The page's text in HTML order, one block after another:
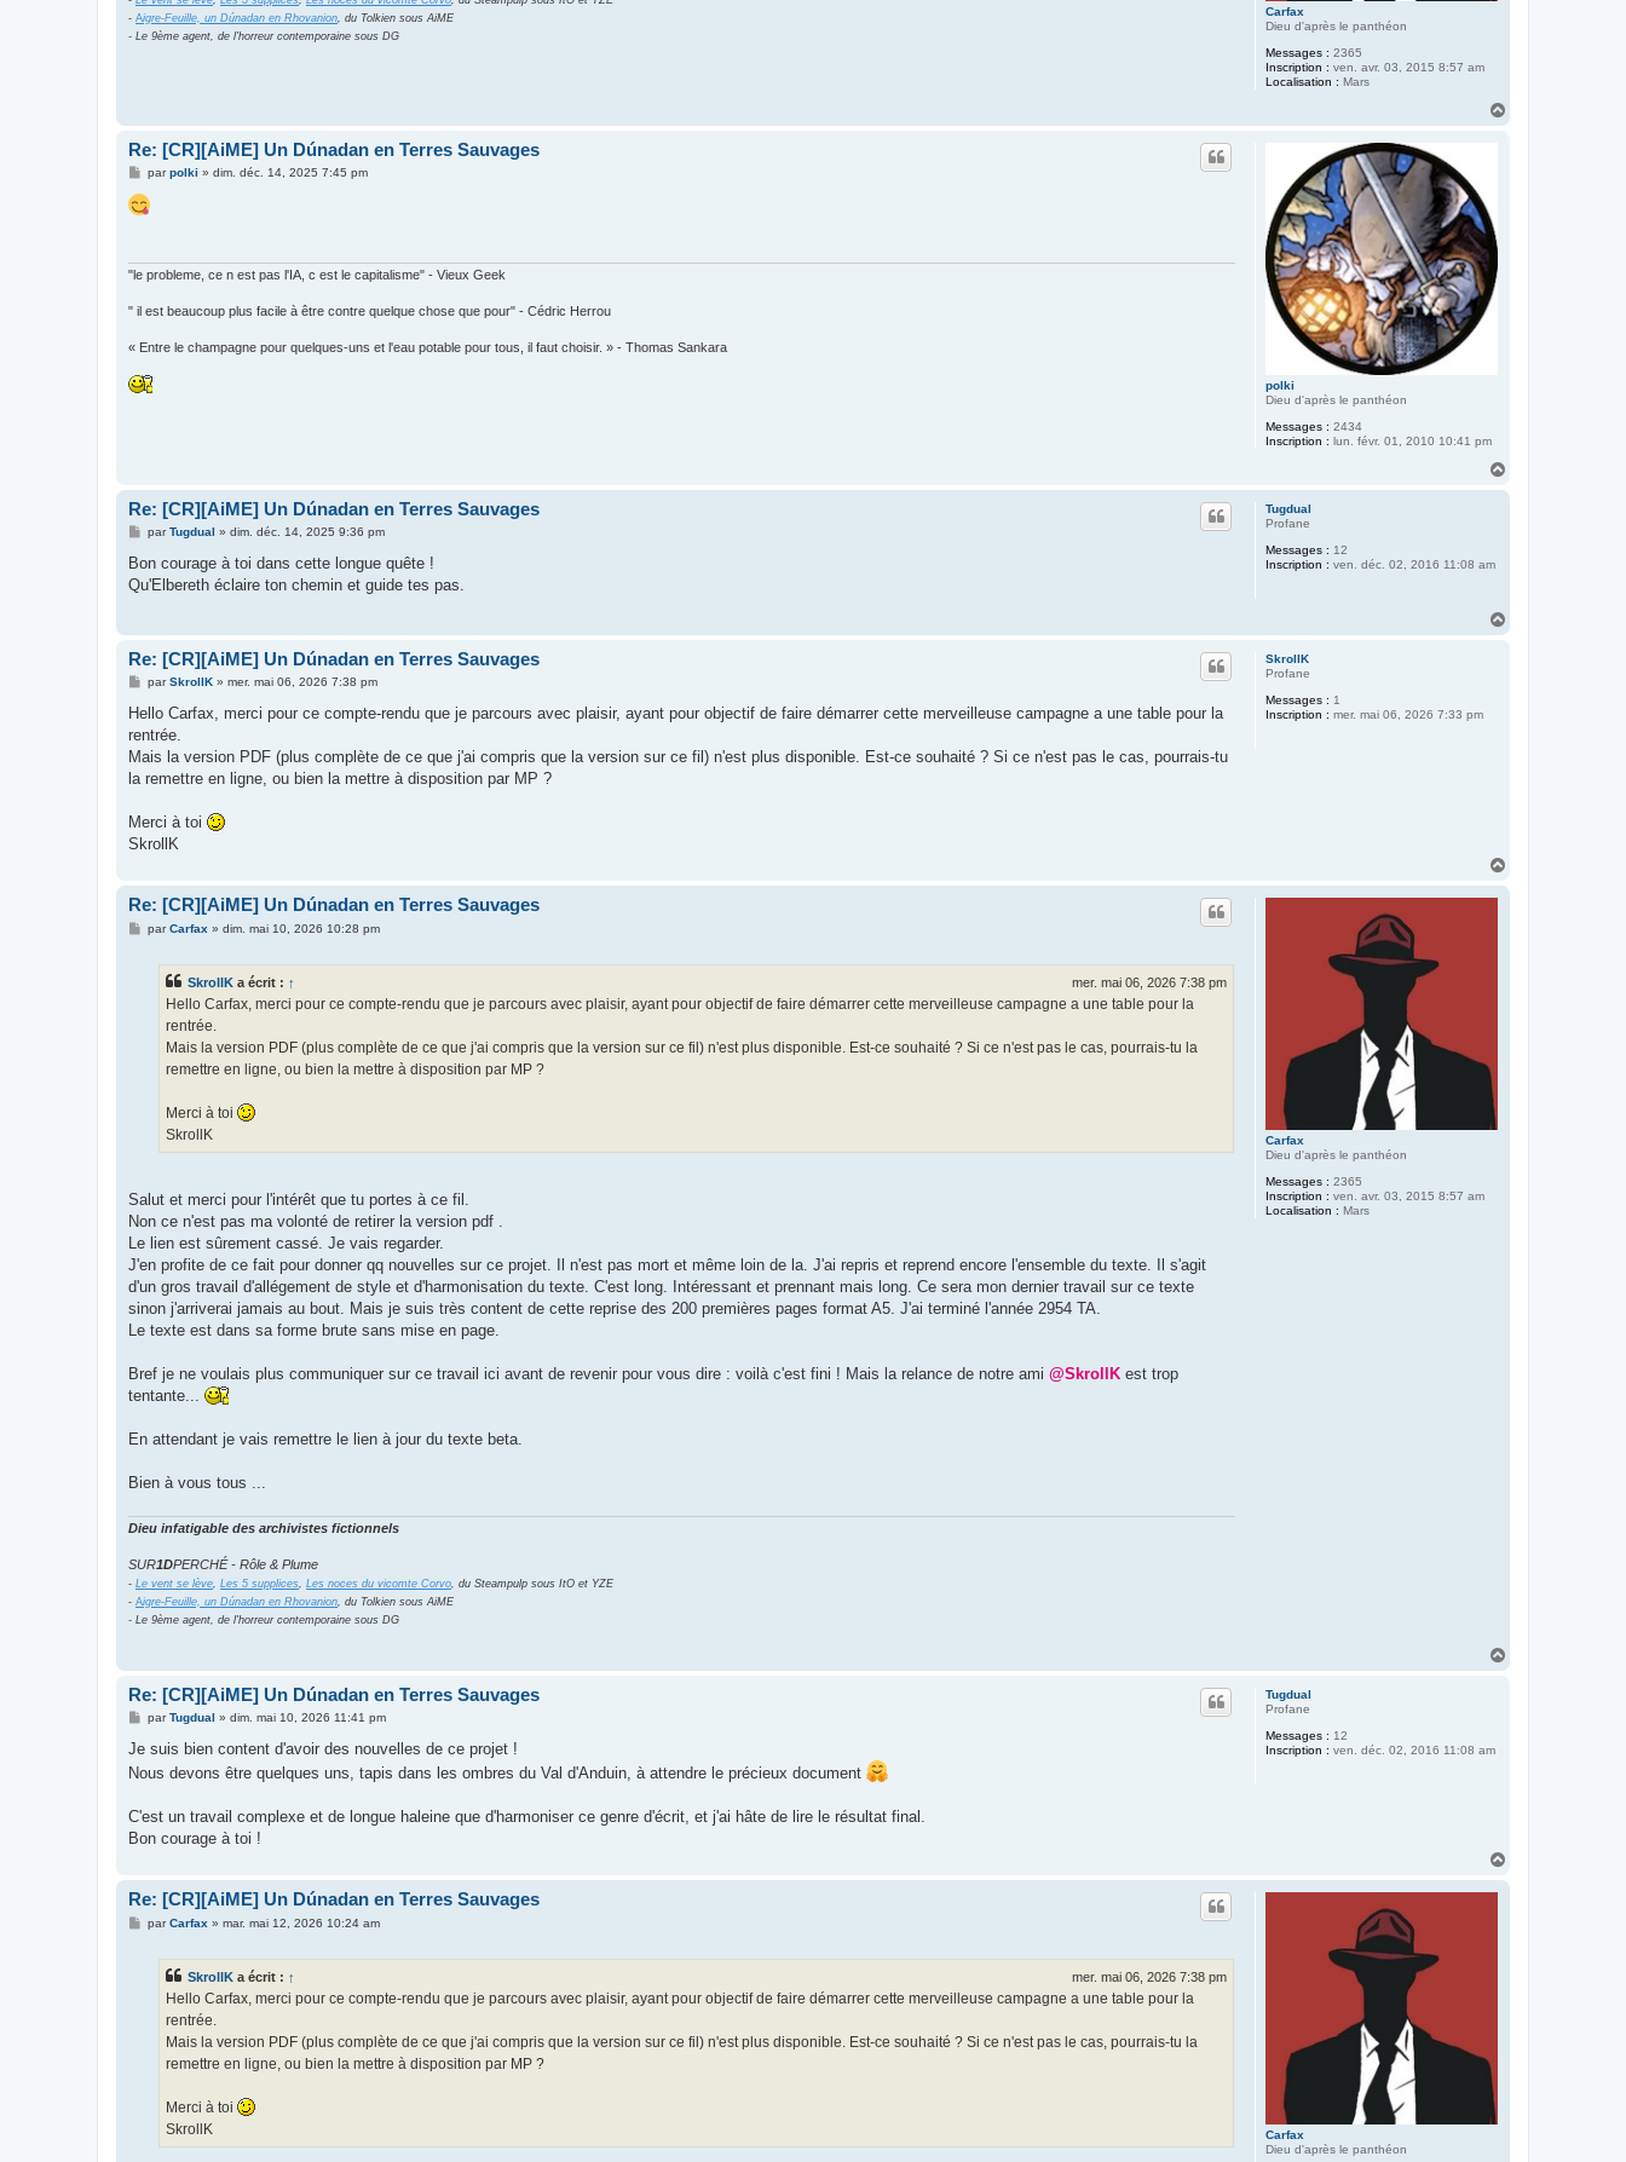
Carfax
Dieu d'après le panthéon
Messages : 2365
Inscription : ven. avr. 03, 2015 8:57 am
Localisation : Mars
- Aigre-Feuille, un Dúnadan en Rhovanion, du Tolkien sous AiME
- Le 9ème agent, de l'horreur contemporaine sous DG
polki
Dieu d'après le panthéon
Messages : 2434
Inscription : lun. févr. 01, 2010 10:41 pm
Re: [CR][AiME] Un Dúnadan en Terres Sauvages
M
s
s
parpolki » dim. déc. 14, 2025 7:45 pm
"le probleme, ce n est pas l'IA, c est le capitalisme" - Vieux Geek
" il est beaucoup plus facile à être contre quelque chose que pour" - Cédric Herrou
« Entre le champagne pour quelques-uns et l'eau potable pour tous, il faut choisir. » - Thomas Sankara
Tugdual
Profane
Messages : 12
Inscription : ven. déc. 02, 2016 11:08 am
Re: [CR][AiME] Un Dúnadan en Terres Sauvages
M
s
a
parTugdual » dim. déc. 14, 2025 9:36 pm
Bon courage à toi dans cette longue quête !
Qu'Elbereth éclaire ton chemin et guide tes pas.
SkrollK
Profane
Messages : 1
Inscription : mer. mai 06, 2026 7:33 pm
Re: [CR][AiME] Un Dúnadan en Terres Sauvages
M
s
a
g
parSkrollK» mer. mai 06, 2026 7:38 pm
Hello Carfax, merci pour ce compte-rendu que je parcours avec plaisir, ayant pour objectif de faire démarrer cette merveilleuse campagne a une table pour la
rentrée.
Mais la version PDF (plus complète de ce que j'ai compris que la version sur ce fil) n'est plus disponible. Est-ce souhaité ? Si ce n'est pas le cas, pourrais-tu
la remettre en ligne, ou bien la mettre à disposition par MP ?
Merci à toi
SkrollK
Carfax
Dieu d'après le panthéon
Messages : 2365
Inscription : ven. avr. 03, 2015 8:57 am
Localisation : Mars
Re: [CR][AiME] Un Dúnadan en Terres Sauvages
MparCarfax » dim. mai 10, 2026 10:28 pm
SkrollK a écrit : ↑ mer. mai 06, 2026 7:38 pm
Hello Carfax, merci pour ce compte-rendu que je parcours avec plaisir, ayant pour objectif de faire démarrer cette merveilleuse campagne a une table pour la
rentrée.
Mais la version PDF (plus complète de ce que j'ai compris que la version sur ce fil) n'est plus disponible. Est-ce souhaité ? Si ce n'est pas le cas, pourrais-tu la
remettre en ligne, ou bien la mettre à disposition par MP ?
Merci à toi
SkrollK
Salut et merci pour l'intérêt que tu portes à ce fil.
Non ce n'est pas ma volonté de retirer la version pdf .
Le lien est sûrement cassé. Je vais regarder.
J'en profite de ce fait pour donner qq nouvelles sur ce projet. Il n'est pas mort et même loin de la. J'ai repris et reprend encore l'ensemble du texte. Il s'agit
d'un gros travail d'allégement de style et d'harmonisation du texte. C'est long. Intéressant et prennant mais long. Ce sera mon dernier travail sur ce texte
sinon j'arriverai jamais au bout. Mais je suis très content de cette reprise des 200 premières pages format A5. J'ai terminé l'année 2954 TA.
Le texte est dans sa forme brute sans mise en page.
Bref je ne voulais plus communiquer sur ce travail ici avant de revenir pour vous dire : voilà c'est fini ! Mais la relance de notre ami @SkrollK est trop
tentante...
En attendant je vais remettre le lien à jour du texte beta.
Bien à vous tous ...
Dieu infatigable des archivistes fictionnels
SUR1DPERCHÉ - Rôle & Plume
- Le vent se lève Les 5 supplices Les noces du vicomte Corvo , du Steampulp sous ItO et YZE
- Aigre-Feuille, un Dúnadan en Rhovanion , du Tolkien sous AiME
- Le 9ème agent, de l'horreur contemporaine sous DG
Tugdual
Profane
Messages : 12
Inscription : ven. déc. 02, 2016 11:08 am
Re: [CR][AiME] Un Dúnadan en Terres Sauvages
M
s
a
parTugdual » dim. mai 10, 2026 11:41 pm
Je suis bien content d'avoir des nouvelles de ce projet !
Nous devons être quelques uns, tapis dans les ombres du Val d'Anduin, à attendre le précieux document
C'est un travail complexe et de longue haleine que d'harmoniser ce genre d'écrit, et j'ai hâte de lire le résultat final.
Bon courage à toi !
Carfax
Dieu d'après le panthéon
Re: [CR][AiME] Un Dúnadan en Terres Sauvages
MparCarfax » mar. mai 12, 2026 10:24 am
SkrollK a écrit : ↑ mer. mai 06, 2026 7:38 pm
Hello Carfax, merci pour ce compte-rendu que je parcours avec plaisir, ayant pour objectif de faire démarrer cette merveilleuse campagne a une table pour la
rentrée.
Mais la version PDF (plus complète de ce que j'ai compris que la version sur ce fil) n'est plus disponible. Est-ce souhaité ? Si ce n'est pas le cas, pourrais-tu la
remettre en ligne, ou bien la mettre à disposition par MP ?
Merci à toi
SkrollK